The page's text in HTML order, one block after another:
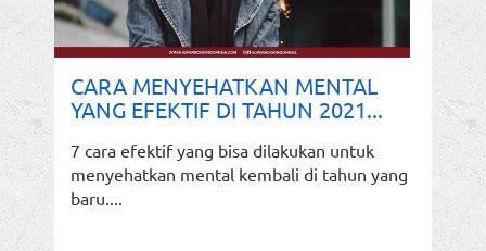
CARA MENYEHATKAN MENTAL
YANG EFEKTIF DI TAHUN 2021...
7 cara efektif yang bisa dilakukan untuk
menyehatkan mental kembali di tahun yang
baru....